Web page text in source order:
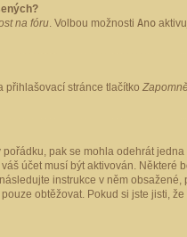
na fóru. Volbou možnosti Ano
přihlašovací stránce tlačítko
pak se mohla odehrát
účet musí být aktivován.
instrukce v něm
obtěžovat. Pokud si jste jisti,